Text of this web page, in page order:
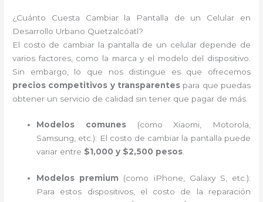
¿Cuánto Cuesta Cambiar la Pantalla de un Celular en
Desarrollo Urbano Quetzalcóatl?
El costo de cambiar la pantalla de un celular depende de
varios factores, como la marca y el modelo del dispositivo.
Sin embargo, lo que nos distingue es que ofrecemos
precios competitivos y transparentes para que puedas
obtener un servicio de calidad sin tener que pagar de más.
Modelos comunes(como Xiaomi, Motorola,
Samsung, etc.): El costo de cambiar la pantalla puede
variar entre $1,000 y $2,500 pesos.
Modelos premium (como iPhone, Galaxy S, etc.):
Para estos dispositivos, el costo de la reparación